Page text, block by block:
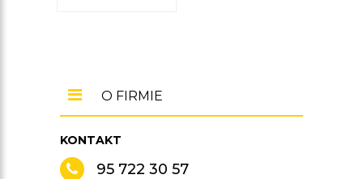
KONTAKT
95 722 30 57
O FIRMIE